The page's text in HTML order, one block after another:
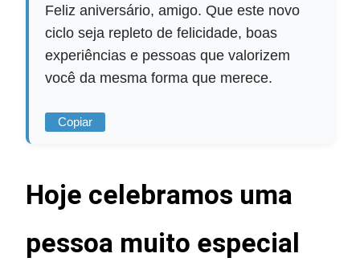
Feliz aniversário, amigo. Que este novo
ciclo seja repleto de felicidade, boas
experiências e pessoas que valorizem
você da mesma forma que merece.
Copiar
Hoje celebramos uma
pessoa muito especial